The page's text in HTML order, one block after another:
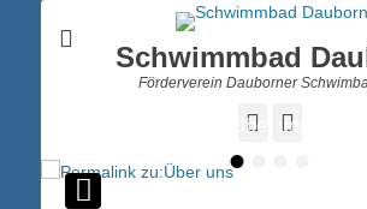
Schwimmbad
Förderverein Dauborner
Facebook
•
Über uns
Impressionen